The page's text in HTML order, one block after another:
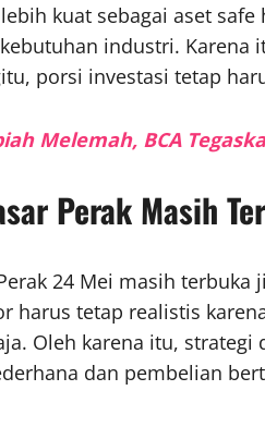
kuat sebagai aset
industri. Karena
porsi investasi tetap
Melemah, BCA
Perak Masih
24 Mei masih
harus tetap realistis
Oleh karena itu,
dan pembelian